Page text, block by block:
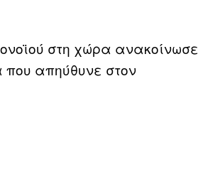
στη χώρα ανακοίνωσε
απηύθυνε στον